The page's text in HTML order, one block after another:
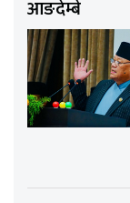
आङदेम्बे